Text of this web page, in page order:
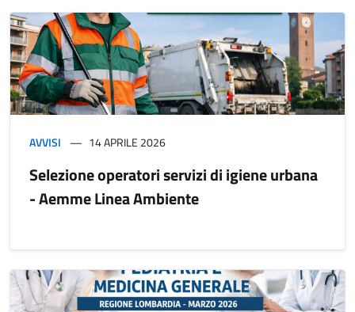
AVVISI 14 APRILE 2026
Selezione operatori servizi di igiene urbana
- Aemme Linea Ambiente